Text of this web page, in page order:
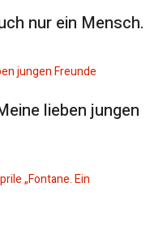
nur ein Mensch.
lieben jungen